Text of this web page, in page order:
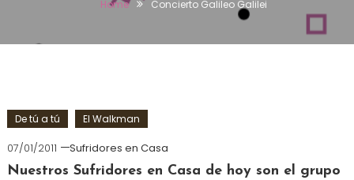
Home Concierto Galileo Galilei
De tú a tú El Walkman
07/01/2011
Sufridores en Casa
Nuestros Sufridores en Casa de hoy son el grupo